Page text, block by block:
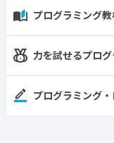
プログラミング
力を試せるプロ
プログラミング